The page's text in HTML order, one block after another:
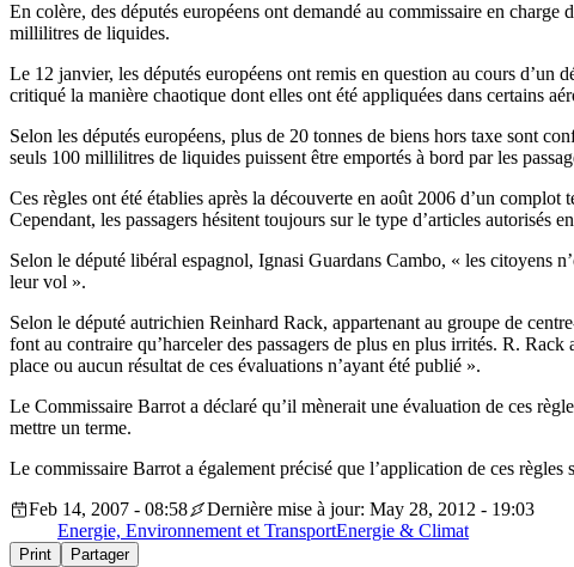
En colère, des députés européens ont demandé au commissaire en
millilitres de liquides.
Le 12 janvier, les députés européens ont remis en question au cours d’un
critiqué la manière chaotique dont elles ont été appliquées dans certains
Selon les députés européens, plus de 20 tonnes de biens hors taxe sont
seuls 100 millilitres de liquides puissent être emportés à bord par les
Ces règles ont été établies après la découverte en août 2006 d’un
Cependant, les passagers hésitent toujours sur le type d’articles autorisés
Selon le député libéral espagnol, Ignasi Guardans Cambo, « les citoyens
leur vol ».
Selon le député autrichien Reinhard Rack, appartenant au groupe de
font au contraire qu’harceler des passagers de plus en plus irrités. R.
place ou aucun résultat de ces évaluations n’ayant été publié ».
Le Commissaire Barrot a déclaré qu’il mènerait une évaluation de ces
mettre un terme.
Le commissaire Barrot a également précisé que l’application de ces
Feb 14, 2007 - 08:58
Dernière mise à jour: May 28, 2012 - 19:03
Energie, Environnement et TransportEnergie & Climat
Print Partager